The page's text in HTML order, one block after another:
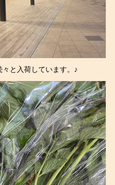
と入荷しています。♪